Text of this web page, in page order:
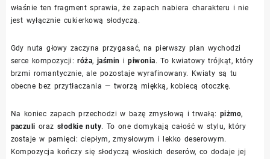
właśnie ten fragment sprawia, że zapach nabiera charakteru i nie
jest wyłącznie cukierkową słodyczą.
Gdy nuta głowy zaczyna przygasać, na pierwszy plan wychodzi
serce kompozycji:róża, jaśmin ipiwonia. To kwiatowy trójkąt, który
brzmi romantycznie, ale pozostaje wyrafinowany. Kwiaty są tu
obecne bez przytłaczania — tworzą miękką, kobiecą otoczkę.
Na koniec zapach przechodzi w bazę zmysłową i trwałą: piżmo,
paczuli oraz słodkie nuty. To one domykają całość w stylu, który
zostaje w pamięci: ciepłym, zmysłowym i lekko deserowym.
Kompozycja kończy się słodyczą włoskich deserów, co dodaje jej